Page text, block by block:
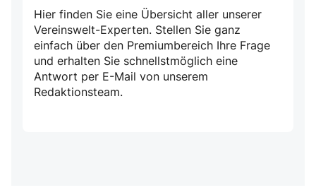
Hier finden Sie eine Übersicht aller unserer
Vereinswelt-Experten. Stellen Sie ganz
einfach über den Premiumbereich Ihre Frage
und erhalten Sie schnellstmöglich eine
Antwort per E-Mail von unserem
Redaktionsteam.